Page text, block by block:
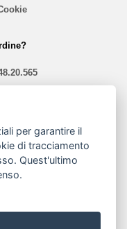
- 19,30
per garantire il
di tracciamento
Quest'ultimo